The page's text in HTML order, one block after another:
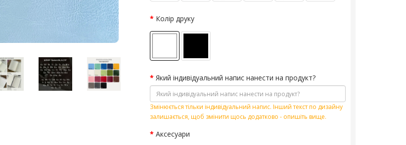
Колір друку
Який індивідуальний напис нанести на продукт?
Змінюється тільки індивідуальний напис. Інший текст по дизайну
залишається, щоб змінити щось додатково - опишіть вище.
Аксесуари